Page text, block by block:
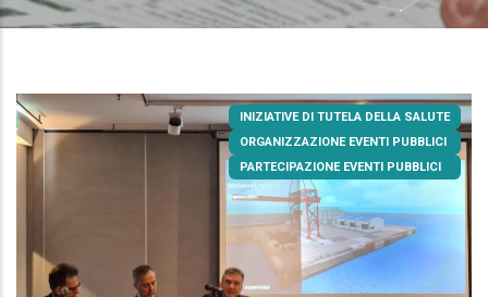
INIZIATIVE DI TUTELA DELLA SALUTE
ORGANIZZAZIONE EVENTI PUBBLICI
PARTECIPAZIONE EVENTI PUBBLICI